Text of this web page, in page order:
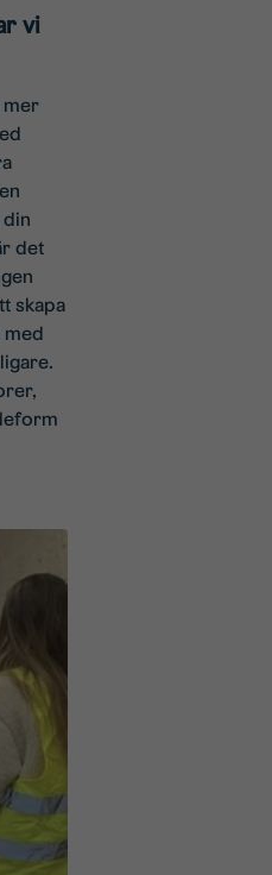
vi
mer
din
det
skapa
med